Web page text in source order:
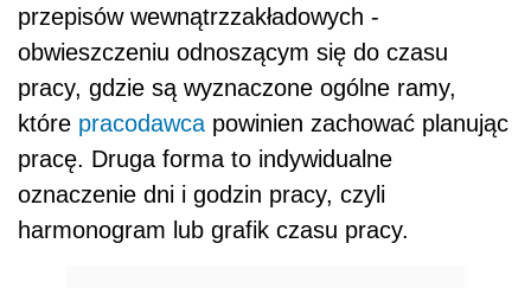
przepisów wewnątrzzakładowych -
obwieszczeniu odnoszącym się do czasu
pracy, gdzie są wyznaczone ogólne ramy,
które pracodawca powinien zachować planując
pracę. Druga forma to indywidualne
oznaczenie dni i godzin pracy, czyli
harmonogram lub grafik czasu pracy.